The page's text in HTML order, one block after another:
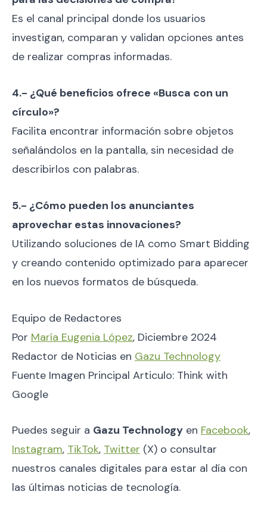
Es el canal principal donde los usuarios
investigan, comparan y validan opciones antes
de realizar compras informadas.
4.- ¿Qué beneficios ofrece «Busca con un
círculo»?
Facilita encontrar información sobre objetos
señalándolos en la pantalla, sin necesidad de
describirlos con palabras.
5.- ¿Cómo pueden los anunciantes
aprovechar estas innovaciones?
Utilizando soluciones de IA como Smart Bidding
y creando contenido optimizado para aparecer
en los nuevos formatos de búsqueda.
Equipo de Redactores
Por María Eugenia López, Diciembre 2024
Redactor de Noticias en Gazu Technology
Fuente Imagen Principal Articulo: Think with
Google
Puedes seguir a Gazu Technology en Facebook,
Instagram, TikTok, Twitter (X) o consultar
nuestros canales digitales para estar al día con
las últimas noticias de tecnología.